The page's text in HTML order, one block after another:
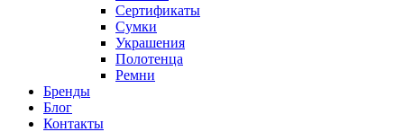
Сертификаты
Сумки
Украшения
Полотенца
Ремни
Бренды
Блог
Контакты